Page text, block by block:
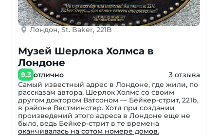
Лондон, St. Baker, 221B
Музей Шерлока Холмса в
Лондоне
9.3 отлично
3 отзыва
Самый известный адрес в Лондоне, где жили, по
рассказам автора, Шерлок Холмс со своим
другом доктором Ватсоном — Бейкер-стрит, 221b,
в районе Вестминстер. Хотя при создании
произведений этого адреса в Лондоне еще не
было, ведь Бейкер-стрит в те времена
оканчивалась на сотом номере домов.